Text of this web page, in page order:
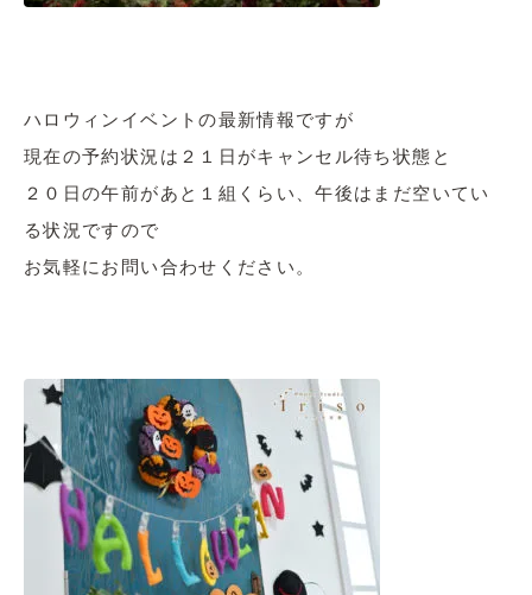
ハロウィンイベントの最新情報ですが
現在の予約状況は２１日がキャンセル待ち状態と
２０日の午前があと１組くらい、午後はまだ空いてい
る状況ですので
お気軽にお問い合わせください。